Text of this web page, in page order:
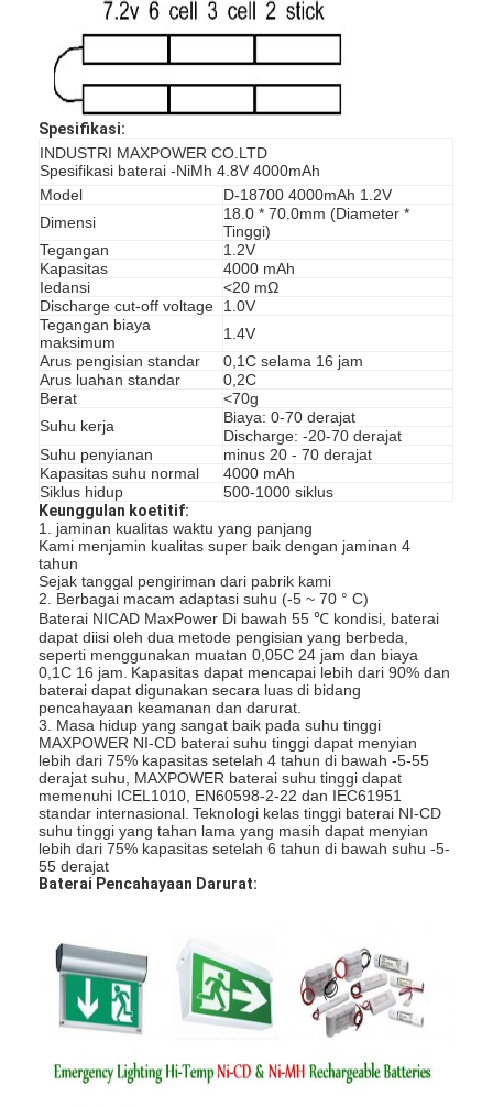
Tur Pabrik
Kontrol kualitas
Hubungi kami
Berita
Ngobrol Sekarang
Baterai LiFePO4 Lithium
Baterai Isi Ulang Lithium Ion
Lithium Polymer Battery
Baterai Penyianan Energi
Baterai isi ulang NIMH
Baterai Isi Ulang NiCd
Pengisi Daya Baterai LCD
Paket Baterai Nimh
Kemasan Baterai Bagus
Paket Baterai Lithium Ion
Baterai Senter Isi Ulang
darurat pencahayaan baterai
Baterai Li Mno2
Baterai Li Socl2
Baterai Lithium Utama
Baterai Mobil Hibrida
Spesifikasi:
INDUSTRI MAXPOWER CO.LTD
Spesifikasi baterai -NiMh 4.8V 4000mAh
Model
D-18700 4000mAh 1.2V
Dimensi
18.0 * 70.0mm (Diameter *
Tinggi)
Tegangan
1.2V
Kapasitas
4000 mAh
Iedansi
<20 mΩ
Discharge cut-off voltage
1.0V
Tegangan biaya
maksimum
1.4V
Arus pengisian standar
0,1C selama 16 jam
Arus luahan standar
0,2C
Berat
<70g
Suhu kerja
Biaya: 0-70 derajat
Discharge: -20-70 derajat
Suhu penyianan
minus 20 - 70 derajat
Kapasitas suhu normal
4000 mAh
Siklus hidup
500-1000 siklus
Keunggulan koetitif:
1. jaminan kualitas waktu yang panjang
Kami menjamin kualitas super baik dengan jaminan 4
tahun
Sejak tanggal pengiriman dari pabrik kami
2. Berbagai macam adaptasi suhu (-5 ~ 70 ° C)
Baterai NICAD MaxPower Di bawah 55 ℃ kondisi, baterai
dapat diisi oleh dua metode pengisian yang berbeda,
seperti menggunakan muatan 0,05C 24 jam dan biaya
0,1C 16 jam. Kapasitas dapat mencapai lebih dari 90% dan
baterai dapat digunakan secara luas di bidang
pencahayaan keamanan dan darurat.
3. Masa hidup yang sangat baik pada suhu tinggi
MAXPOWER NI-CD baterai suhu tinggi dapat menyian
lebih dari 75% kapasitas setelah 4 tahun di bawah -5-55
derajat suhu, MAXPOWER baterai suhu tinggi dapat
memenuhi ICEL1010, EN60598-2-22 dan IEC61951
standar internasional. Teknologi kelas tinggi baterai NI-CD
suhu tinggi yang tahan lama yang masih dapat menyian
lebih dari 75% kapasitas setelah 6 tahun di bawah suhu -5-
55 derajat
Baterai Pencahayaan Darurat: